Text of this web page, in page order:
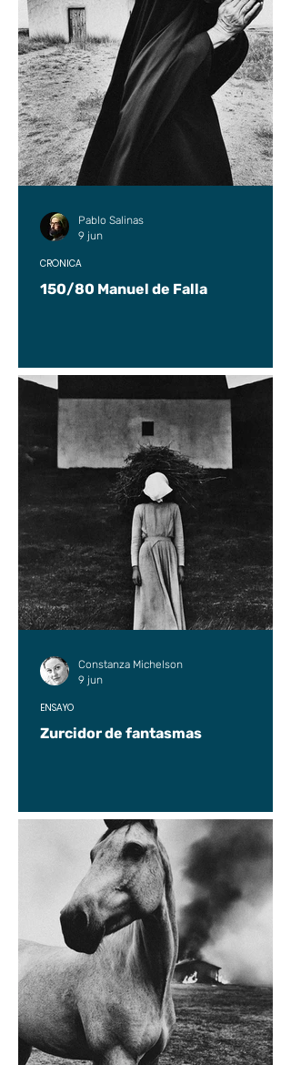
150/80 Manuel de Falla
CRÓNICA
Pablo Salinas
9 jun
Zurcidor de fantasmas
ENSAYO
Constanza Michelson
9 jun